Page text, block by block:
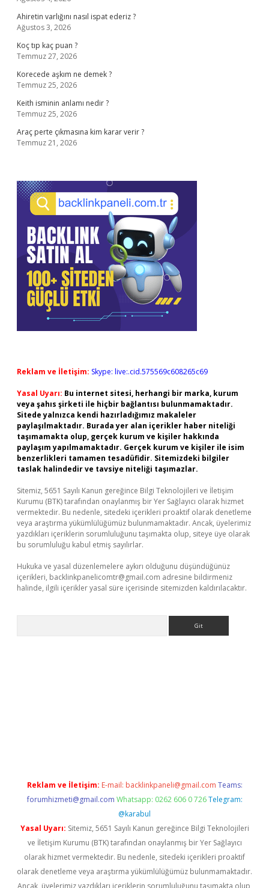
Ahiretin varlığını nasıl ispat ederiz ?
Ağustos 3, 2026
Koç tıp kaç puan ?
Temmuz 27, 2026
Korecede aşkım ne demek ?
Temmuz 25, 2026
Keith isminin anlamı nedir ?
Temmuz 25, 2026
Araç perte çıkmasına kim karar verir ?
Temmuz 21, 2026
Reklam ve İletişim: Skype: live:.cid.575569c608265c69
Yasal Uyarı: Bu internet sitesi, herhangi bir marka, kurum
veya şahıs şirketi ile hiçbir bağlantısı bulunmamaktadır.
Sitede yalnızca kendi hazırladığımız makaleler
paylaşılmaktadır. Burada yer alan içerikler haber niteliği
taşımamakta olup, gerçek kurum ve kişiler hakkında
paylaşım yapılmamaktadır. Gerçek kurum ve kişiler ile isim
benzerlikleri tamamen tesadüfidir. Sitemizdeki bilgiler
taslak halindedir ve tavsiye niteliği taşımazlar.
Sitemiz, 5651 Sayılı Kanun gereğince Bilgi Teknolojileri ve İletişim
Kurumu (BTK) tarafından onaylanmış bir Yer Sağlayıcı olarak hizmet
vermektedir. Bu nedenle, sitedeki içerikleri proaktif olarak denetleme
veya araştırma yükümlülüğümüz bulunmamaktadır. Ancak, üyelerimiz
yazdıkları içeriklerin sorumluluğunu taşımakta olup, siteye üye olarak
bu sorumluluğu kabul etmiş sayılırlar.
Hukuka ve yasal düzenlemelere aykırı olduğunu düşündüğünüz
içerikleri, backlinkpanelicomtr@gmail.com adresine bildirmeniz
halinde, ilgili içerikler yasal süre içerisinde sitemizden kaldırılacaktır.
Reklam ve İletişim: E-mail: backlinkpaneli@gmail.com Teams:
forumhizmeti@gmail.com Whatsapp: 0262 606 0 726 Telegram:
@karabul
Yasal Uyarı: Sitemiz, 5651 Sayılı Kanun gereğince Bilgi Teknolojileri
ve İletişim Kurumu (BTK) tarafından onaylanmış bir Yer Sağlayıcı
olarak hizmet vermektedir. Bu nedenle, sitedeki içerikleri proaktif
olarak denetleme veya araştırma yükümlülüğümüz bulunmamaktadır.
Ancak, üyelerimiz yazdıkları içeriklerin sorumluluğunu taşımakta olup,